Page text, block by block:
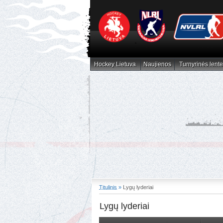
Hockey Lietuva
Hockey Lietuva Naujienos
Naujienos Turnyrinės
Turnyrinės
Titulinis » Lygų lyderiai
Lygų lyderiai